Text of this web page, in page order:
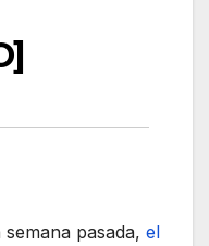
semana pasada, el